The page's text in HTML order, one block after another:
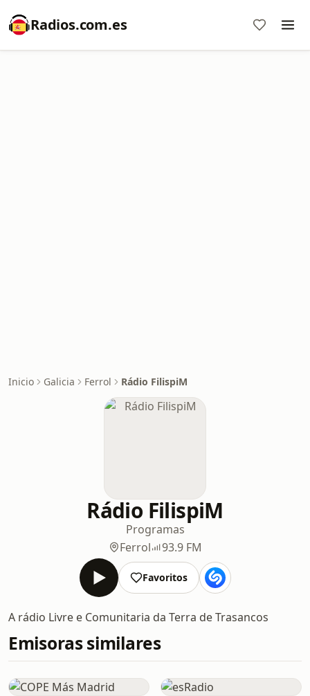
Radios.com.es
Inicio Galicia Ferrol Rádio FilispiM
Rádio FilispiM
Programas
Ferrol
93.9 FM
Favoritos
A rádio Livre e Comunitaria da Terra de Trasancos
Emisoras similares